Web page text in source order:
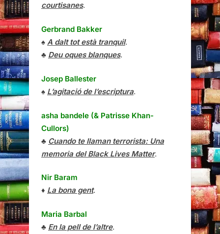
courtisanes.
Gerbrand Bakker
♠ A dalt tot està tranquil.
♣ Deu oques blanques.
Josep Ballester
♠ L’agitació de l’escriptura.
asha bandele (& Patrisse Khan-
Cullors)
♣ Cuando te llaman terrorista: Una
memoria del Black Lives Matter.
Nir Baram
♦ La bona gent.
Maria Barbal
♣ En la pell de l’altre.